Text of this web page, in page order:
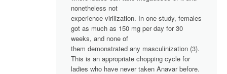
nonetheless not
experience virilization. In one study, females
got as much as 150 mg per day for 30
weeks, and none of
them demonstrated any masculinization (3).
This is an appropriate chopping cycle for
ladies who have never taken Anavar before.